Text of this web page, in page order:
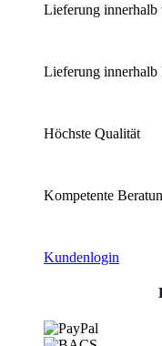
Lieferung innerhalb
Lieferung innerhalb
Höchste Qualität
Kompetente
Kundenlogin